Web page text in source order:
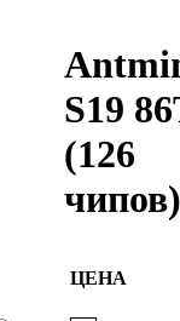
S19
(126
чипов)
ЦЕНА